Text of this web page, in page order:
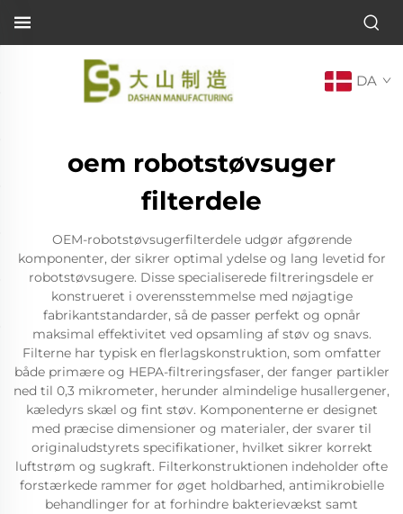
DA
oem robotstøvsuger
filterdele
OEM-robotstøvsugerfilterdele udgør afgørende
komponenter, der sikrer optimal ydelse og lang levetid for
robotstøvsugere. Disse specialiserede filtreringsdele er
konstrueret i overensstemmelse med nøjagtige
fabrikantstandarder, så de passer perfekt og opnår
maksimal effektivitet ved opsamling af støv og snavs.
Filterne har typisk en flerlagskonstruktion, som omfatter
både primære og HEPA-filtreringsfaser, der fanger partikler
ned til 0,3 mikrometer, herunder almindelige husallergener,
kæledyrs skæl og fint støv. Komponenterne er designet
med præcise dimensioner og materialer, der svarer til
originaludstyrets specifikationer, hvilket sikrer korrekt
luftstrøm og sugkraft. Filterkonstruktionen indeholder ofte
forstærkede rammer for øget holdbarhed, antimikrobielle
behandlinger for at forhindre bakterievækst samt